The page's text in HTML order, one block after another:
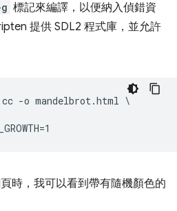
標記來編譯，以便納入偵錯資
提供 SDL2 程式庫，並允許
-o mandelbrot.html \
時，我可以看到帶有隨機顏色的